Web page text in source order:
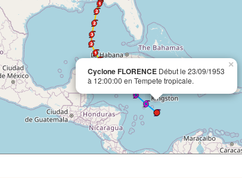
Cyclone FLORENCE Début le 23/09/1953
à 12:00:00 en Tempete tropicale.
×